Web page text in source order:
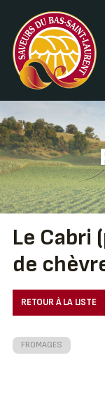
Le Cabri
de
RETOUR À LA LISTE
FROMAGES